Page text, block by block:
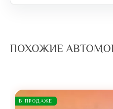
ПОХОЖИЕ
В ПРОДАЖЕ